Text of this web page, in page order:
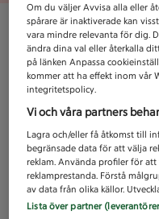
Om du väljer Avvisa alla eller
spårare är inaktiverade kan
vara mindre relevanta för dig.
ändra dina val eller återkalla
på länken Anpassa
kommer att ha effekt inom vår
integritetspolicy.
Vi och våra partners
Lagra och/eller få åtkomst till
begränsade data för att välja
reklam. Använda profiler för att
reklamprestanda. Förstå
av data från olika källor.
Lista över partner